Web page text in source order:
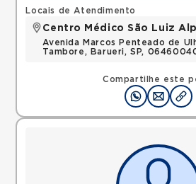
Compartilhe este
Locais de Atendimento
Centro Médico São Luiz
Avenida Marcos Penteado de
Tambore, Barueri, SP,